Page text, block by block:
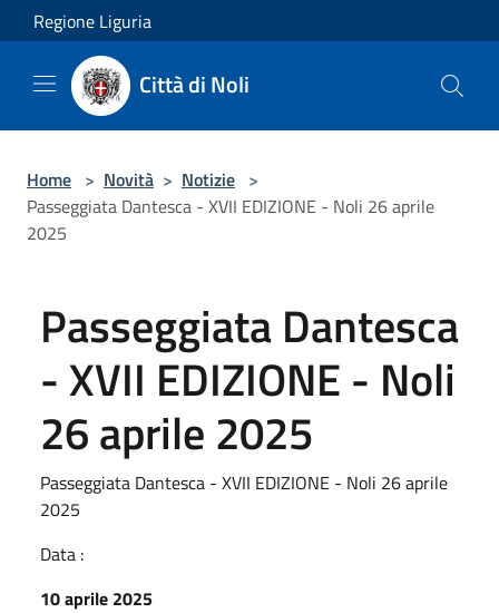
Salta al contenuto principale
Regione Liguria
Città di Noli
Home > Novità > Notizie >
Passeggiata Dantesca - XVII EDIZIONE - Noli 26 aprile
2025
Passeggiata Dantesca
- XVII EDIZIONE - Noli
26 aprile 2025
Passeggiata Dantesca - XVII EDIZIONE - Noli 26 aprile
2025
Data :
10 aprile 2025